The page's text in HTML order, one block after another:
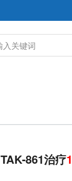
TAK-861治疗1